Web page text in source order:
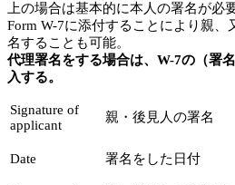
上の場合は基本的に本人の署名が必
Form W-7に添付することにより親、
名することも可能。
代理署名をする場合は、W-7の（署
入する。
Signature of
applicant
親・後見人の署名
Date 署名をした日付